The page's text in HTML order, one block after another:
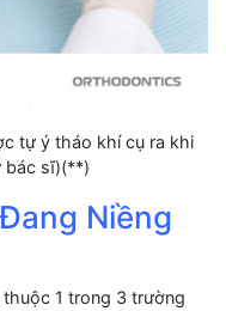
tự ý tháo khí cụ ra khi
bác sĩ)(**)
Niềng
1 trong 3 trường